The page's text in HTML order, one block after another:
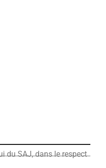
du SAJ, dans le respect